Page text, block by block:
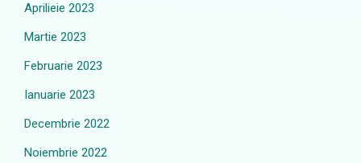
Aprilieie 2023
Martie 2023
Februarie 2023
Ianuarie 2023
Decembrie 2022
Noiembrie 2022